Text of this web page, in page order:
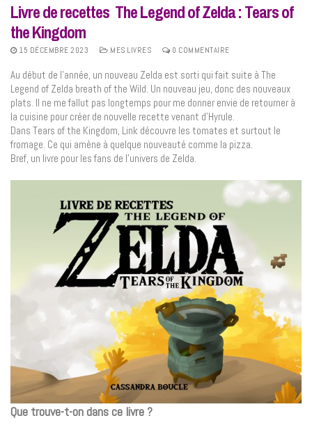
Livre de recettes The Legend of Zelda : Tears of
the Kingdom
15 DÉCEMBRE 2023 MES LIVRES 0 COMMENTAIRE
Au début de l’année, un nouveau Zelda est sorti qui fait suite à The
Legend of Zelda breath of the Wild. Un nouveau jeu, donc des nouveaux
plats. Il ne me fallut pas longtemps pour me donner envie de retourner à
la cuisine pour créer de nouvelle recette venant d’Hyrule.
Dans Tears of the Kingdom, Link découvre les tomates et surtout le
fromage. Ce qui amène à quelque nouveauté comme la pizza.
Bref, un livre pour les fans de l’univers de Zelda.
Que trouve-t-on dans ce livre ?